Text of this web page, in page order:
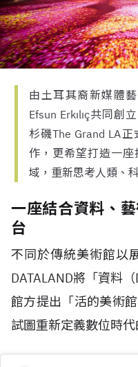
由土耳其裔新媒體
Efsun Erkılıç共同創
杉磯The Grand LA
作，更希望打造一
域，重新思考人類、
一座結合資料、
台
不同於傳統美術館以
DATALAND將「資料（
館方提出「活的美術
試圖重新定義數位時